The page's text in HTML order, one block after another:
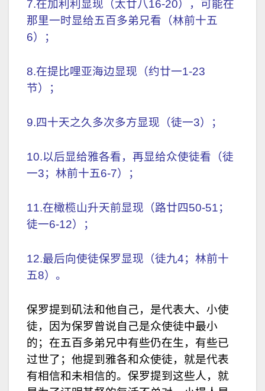
7.在加利利显现（太廿八16-20），可能在
那里一时显给五百多弟兄看（林前十五
6）；
8.在提比哩亚海边显现（约廿一1-23
节）；
9.四十天之久多次多方显现（徒一3）；
10.以后显给雅各看，再显给众使徒看（徒
一3；林前十五6-7）；
11.在橄榄山升天前显现（路廿四50-51；
徒一6-12）；
12.最后向使徒保罗显现（徒九4；林前十
五8）。
保罗提到矶法和他自己，是代表大、小使
徒，因为保罗曾说自己是众使徒中最小
的；在五百多弟兄中有些仍在生，有些已
过世了；他提到雅各和众使徒，就是代表
有相信和未相信的。保罗提到这些人，就